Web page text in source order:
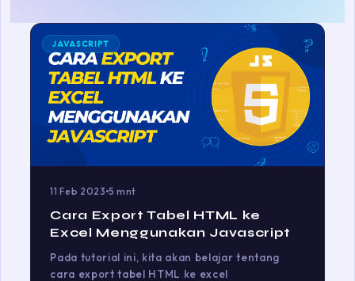
JAVASCRIPT
11 Feb 2023 5 mnt
Cara Export Tabel HTML ke
Excel Menggunakan Javascript
Pada tutorial ini, kita akan belajar tentang
cara export tabel HTML ke excel